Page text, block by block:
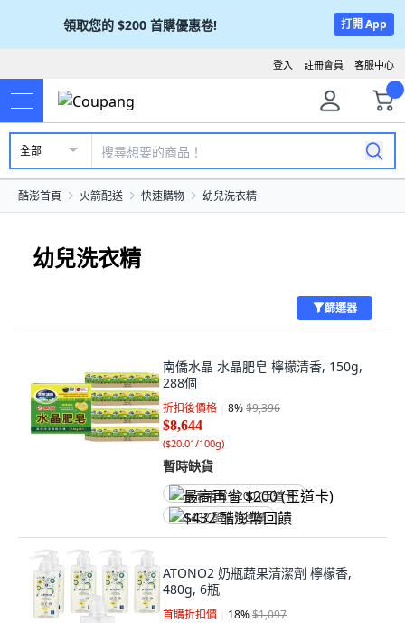
領取您的 $200 首購優惠卷! 打開 App
客服中心
註冊會員
登入
全部
酷澎首頁 火箭配送 快速購物 幼兒洗衣精
幼兒洗衣精
篩選器
南僑水晶 水晶肥皂 檸檬清香, 150g,
288個
折扣後價格 8%$9,396
$8,644
($20.01/100g)
暫時缺貨
最高再省 $200 (王道卡)
$432 酷澎幣回饋
ATONO2 奶瓶蔬果清潔劑 檸檬香,
480g, 6瓶
首購折扣價 18%$1,097